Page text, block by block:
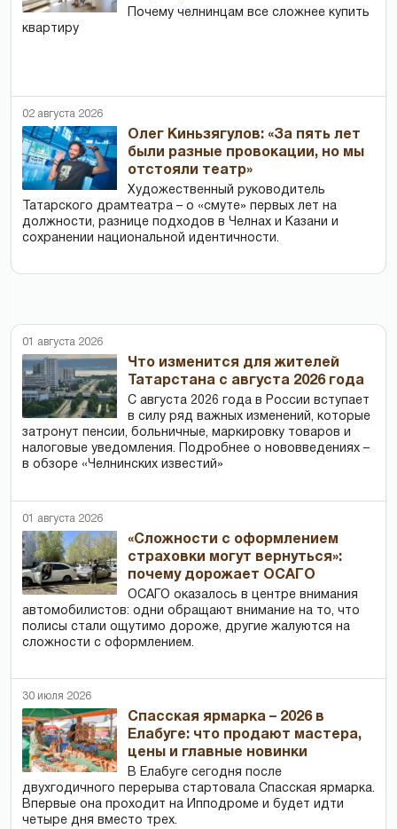
Почему челнинцам все сложнее купить
квартиру
02 августа 2026
Олег Киньзягулов: «За пять лет
были разные провокации, но мы
отстояли театр»
Художественный руководитель
Татарского драмтеатра – о «смуте» первых лет на
должности, разнице подходов в Челнах и Казани и
сохранении национальной идентичности.
01 августа 2026
Что изменится для жителей
Татарстана с августа 2026 года
С августа 2026 года в России вступает
в силу ряд важных изменений, которые
затронут пенсии, больничные, маркировку товаров и
налоговые уведомления. Подробнее о нововведениях –
в обзоре «Челнинских известий»
01 августа 2026
«Сложности с оформлением
страховки могут вернуться»:
почему дорожает ОСАГО
ОСАГО оказалось в центре внимания
автомобилистов: одни обращают внимание на то, что
полисы стали ощутимо дороже, другие жалуются на
сложности с оформлением.
30 июля 2026
Спасская ярмарка – 2026 в
Елабуге: что продают мастера,
цены и главные новинки
В Елабуге сегодня после
двухгодичного перерыва стартовала Спасская ярмарка.
Впервые она проходит на Ипподроме и будет идти
четыре дня вместо трех.